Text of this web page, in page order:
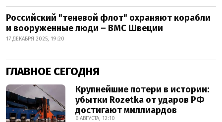
Российский "теневой флот" охраняют корабли
и вооруженные люди – ВМС Швеции
17 ДЕКАБРЯ 2025, 19:20
ГЛАВНОЕ СЕГОДНЯ
Крупнейшие потери в истории:
убытки Rozetka от ударов РФ
достигают миллиардов
6 АВГУСТА, 12:10